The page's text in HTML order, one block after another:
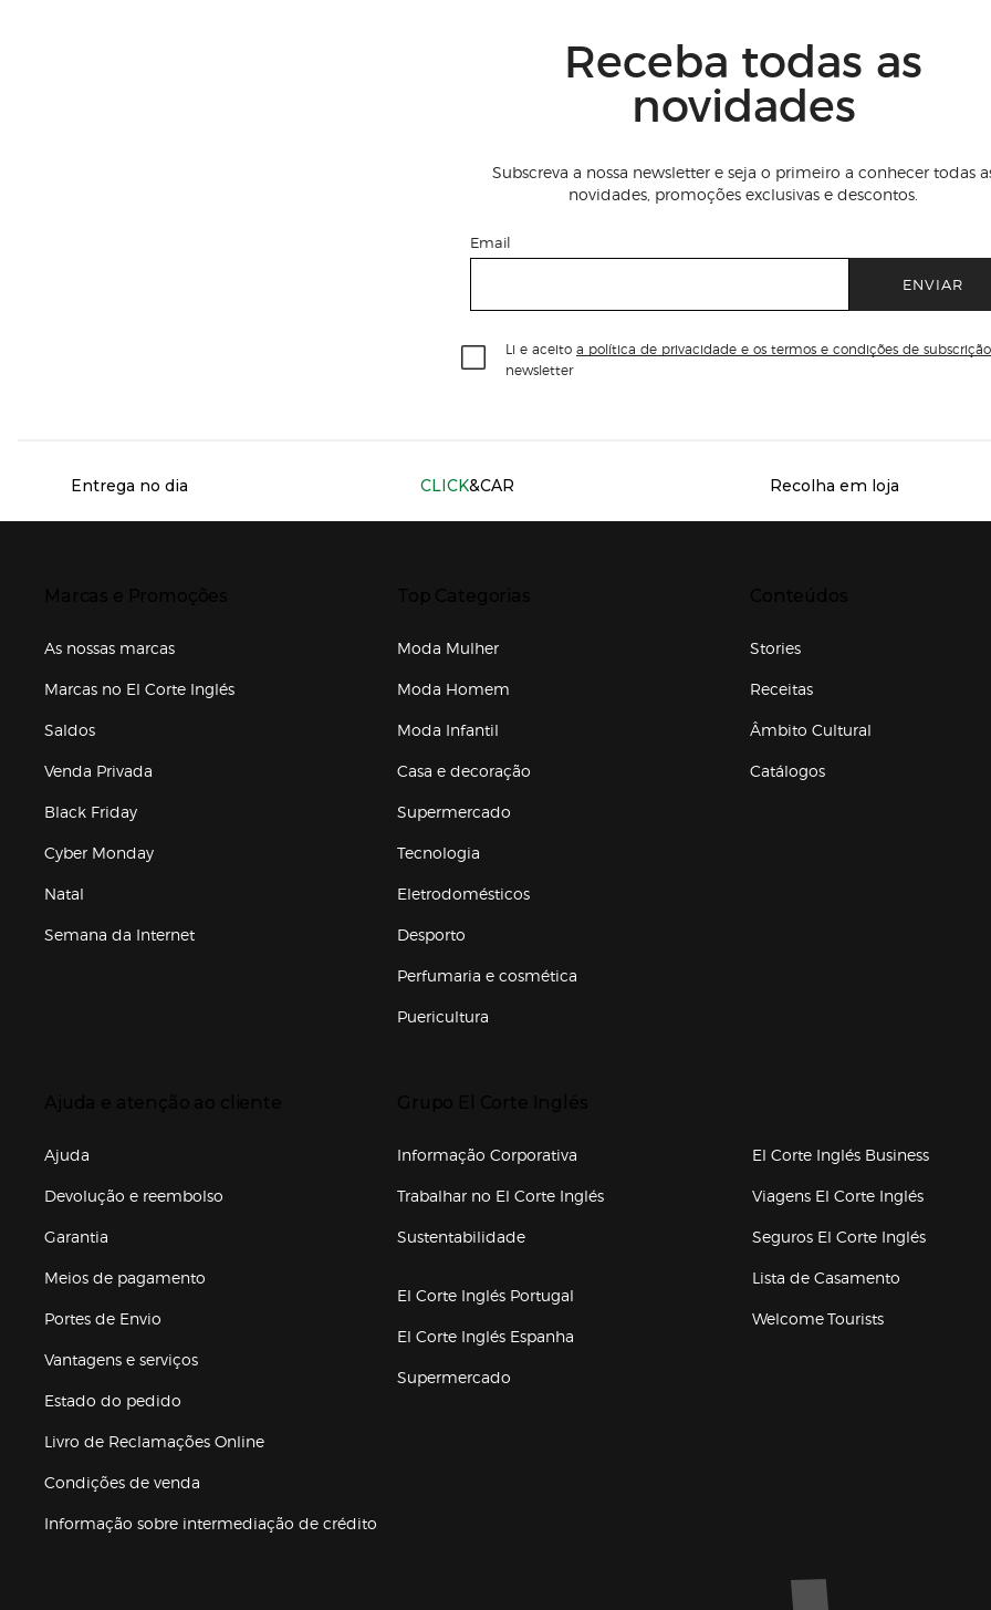
Receba todas as
novidades
Subscreva a nossa newsletter e seja o primeiro a conhecer todas
novidades, promoções exclusivas e descontos.
Email
ENVIAR
Li e aceito a política de privacidade e os termos e condições de subscrição
newsletter
Servicios destacados
Entrega no dia CLICK&CAR Recolha em loja
As nossas marcas
Marcas no El Corte Inglés
Saldos
Venda Privada
Black Friday
Cyber Monday
Natal
Semana da Internet
Moda Mulher
Moda Homem
Moda Infantil
Casa e decoração
Supermercado
Tecnologia
Eletrodomésticos
Desporto
Perfumaria e cosmética
Puericultura
Stories
Receitas
Âmbito Cultural
Catálogos
Ajuda
Devolução e reembolso
Garantia
Meios de pagamento
Portes de Envio
Vantagens e serviços
Estado do pedido
Livro de Reclamações Online
Condições de venda
Informação sobre intermediação de crédito
Informação Corporativa
Trabalhar no El Corte Inglés(abre en nueva ventana)
Sustentabilidade
El Corte Inglés Portugal
El Corte Inglés Espanha
Supermercado
El Corte Inglés Business
Viagens El Corte Inglés(abre en
Seguros El Corte Inglés(abre en
Lista de Casamento
Welcome Tourists
Marca El Corte Inglés